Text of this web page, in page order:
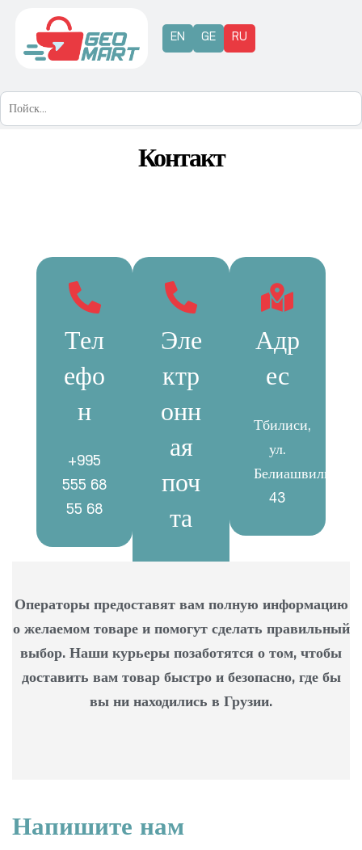
EN GE RU
Контакт
Тел
ефо
н
+995
555 68
55 68
Эле
ктр
онн
ая
поч
та
Адр
ес
Тбилиси,
ул.
Белиашвили.
43
Операторы предоставят вам полную информацию
о желаемом товаре и помогут сделать правильный
выбор. Наши курьеры позаботятся о том, чтобы
доставить вам товар быстро и безопасно, где бы
вы ни находились в Грузии.
Напишите нам